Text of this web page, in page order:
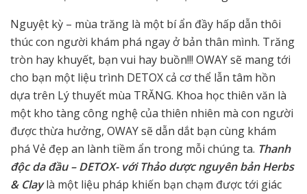
Nguyệt kỳ – mùa trăng là một bí ẩn đầy hấp dẫn thôi
thúc con người khám phá ngay ở bản thân mình. Trăng
tròn hay khuyết, bạn vui hay buồn!!! OWAY sẽ mang tới
cho bạn một liệu trình DETOX cả cơ thể lẫn tâm hồn
dựa trên Lý thuyết mùa TRĂNG. Khoa học thiên văn là
một kho tàng công nghệ của thiên nhiên mà con người
được thừa hưởng, OWAY sẽ dẫn dắt bạn cùng khám
phá Vẻ đẹp an lành tiềm ẩn trong mỗi chúng ta. Thanh
độc da đầu – DETOX- với Thảo dược nguyên bản Herbs
& Claylà một liệu pháp khiến bạn chạm được tới giác